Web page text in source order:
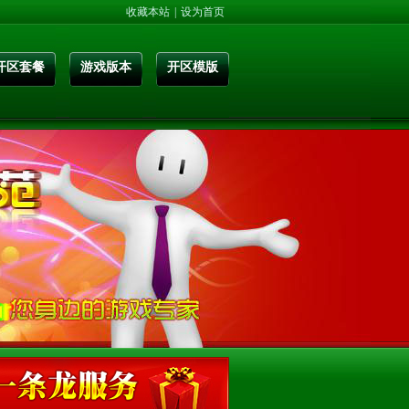
收藏本站 设为首页
区套餐 游戏版本 开区模版